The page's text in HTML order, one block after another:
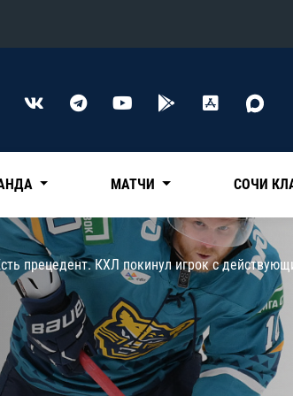
Конференция «Восток»
Нефтехимик
Трактор
Дивизион Чернышева
Авангард
Адмирал
КХЛ
МАТЧИ СОЧИ
прецедент. КХЛ покинул игрок с